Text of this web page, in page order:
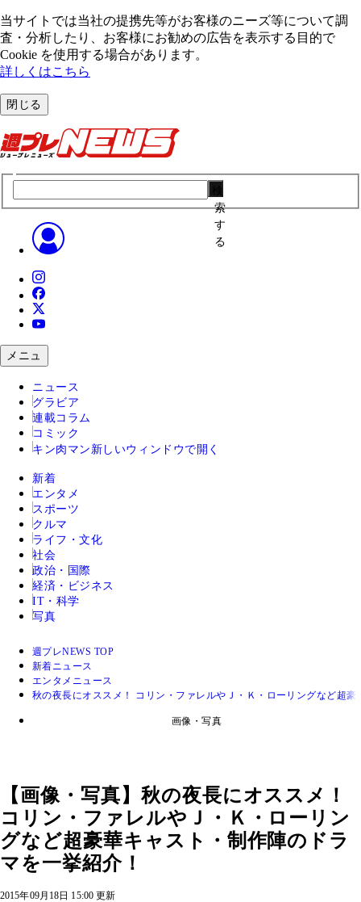
当サイトでは当社の提携先等がお客様のニーズ等について調
査・分析したり、お客様にお勧めの広告を表⽰する⽬的で
Cookie を使⽤する場合があります。
詳しくはこちら
閉じる
索
す
る
メニュ
ニュース
グラビア
連載コラム
コミック
キン肉マン 新しいウィンドウで開く
新着
エンタメ
スポーツ
クルマ
ライフ・文化
社会
政治・国際
経済・ビジネス
IT・科学
写真
週プレNEWS TOP
新着ニュース
エンタメニュース
秋の夜長にオススメ！ コリン・ファレルやＪ・Ｋ・ローリングなど超
画像・写真
【画像・写真】秋の夜長にオススメ！
コリン・ファレルやＪ・Ｋ・ローリン
グなど超豪華キャスト・制作陣のドラ
マを一挙紹介！
2015年09月18日 15:00 更新